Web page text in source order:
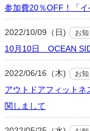
参加費20％OFF！「イ
2022/10/09（日) お
10月10日 OCEAN
2022/06/16（木) お
アウトドアフィットネ
関しまして